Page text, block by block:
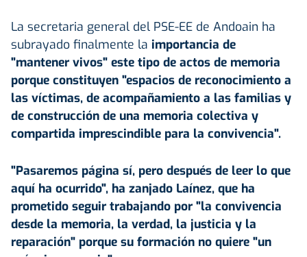
La secretaria general del PSE-EE de Andoain ha
subrayado finalmente la importancia de
"mantener vivos" este tipo de actos de memoria
porque constituyen "espacios de reconocimiento a
las víctimas, de acompañamiento a las familias y
de construcción de una memoria colectiva y
compartida imprescindible para la convivencia".
"Pasaremos página sí, pero después de leer lo que
aquí ha ocurrido", ha zanjado Laínez, que ha
prometido seguir trabajando por "la convivencia
desde la memoria, la verdad, la justicia y la
reparación" porque su formación no quiere "un